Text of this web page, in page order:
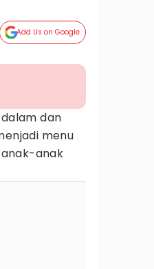
Add Us on Google
dan
menu
anak-anak